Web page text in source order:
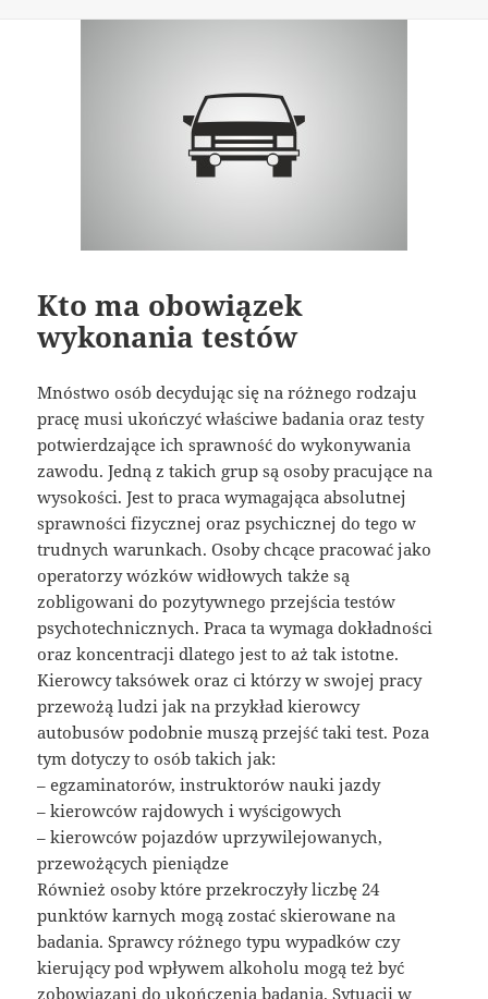
Kto ma obowiązek
wykonania testów
Mnóstwo osób decydując się na różnego rodzaju
pracę musi ukończyć właściwe badania oraz testy
potwierdzające ich sprawność do wykonywania
zawodu. Jedną z takich grup są osoby pracujące na
wysokości. Jest to praca wymagająca absolutnej
sprawności fizycznej oraz psychicznej do tego w
trudnych warunkach. Osoby chcące pracować jako
operatorzy wózków widłowych także są
zobligowani do pozytywnego przejścia testów
psychotechnicznych. Praca ta wymaga dokładności
oraz koncentracji dlatego jest to aż tak istotne.
Kierowcy taksówek oraz ci którzy w swojej pracy
przewożą ludzi jak na przykład kierowcy
autobusów podobnie muszą przejść taki test. Poza
tym dotyczy to osób takich jak:
– egzaminatorów, instruktorów nauki jazdy
– kierowców rajdowych i wyścigowych
– kierowców pojazdów uprzywilejowanych,
przewożących pieniądze
Również osoby które przekroczyły liczbę 24
punktów karnych mogą zostać skierowane na
badania. Sprawcy różnego typu wypadków czy
kierujący pod wpływem alkoholu mogą też być
zobowiązani do ukończenia badania. Sytuacji w